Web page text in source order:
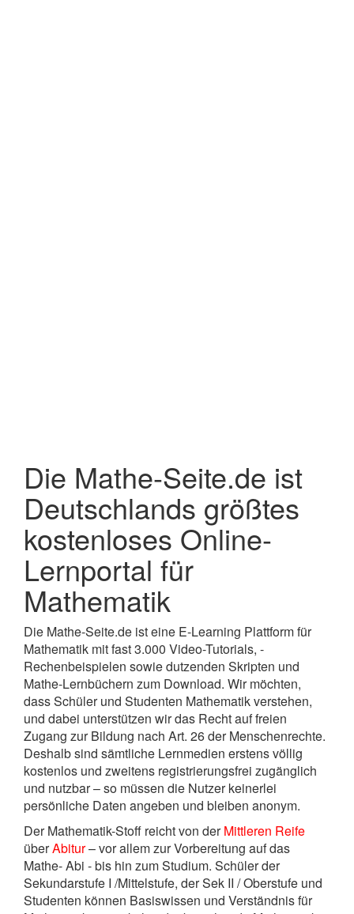
Die Mathe-Seite.de ist
Deutschlands größtes
kostenloses Online-
Lernportal für
Mathematik
Die Mathe-Seite.de ist eine E-Learning Plattform für
Mathematik mit fast 3.000 Video-Tutorials, -
Rechenbeispielen sowie dutzenden Skripten und
Mathe-Lernbüchern zum Download. Wir möchten,
dass Schüler und Studenten Mathematik verstehen,
und dabei unterstützen wir das Recht auf freien
Zugang zur Bildung nach Art. 26 der Menschenrechte.
Deshalb sind sämtliche Lernmedien erstens völlig
kostenlos und zweitens registrierungsfrei zugänglich
und nutzbar – so müssen die Nutzer keinerlei
persönliche Daten angeben und bleiben anonym.
Der Mathematik-Stoff reicht von derMittleren Reife
überAbitur– vor allem zur Vorbereitung auf das
Mathe- Abi - bis hin zum Studium. Schüler der
Sekundarstufe I /Mittelstufe, der Sek II / Oberstufe und
Studenten können Basiswissen und Verständnis für